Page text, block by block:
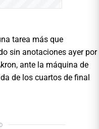
tarea más que
sin anotaciones ayer por
ante la máquina de
de los cuartos de final